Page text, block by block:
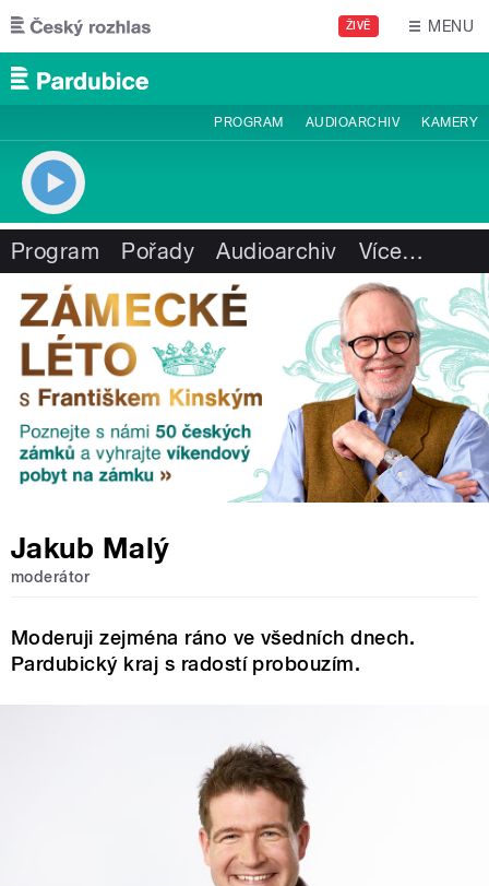
Přejít k hlavnímu obsahu
ŽIVĚ MENU
PROGRAM AUDIOARCHIV KAMERY
Program Pořady Audioarchiv Více…
Jakub Malý
moderátor
Moderuji zejména ráno ve všedních dnech.
Pardubický kraj s radostí probouzím.